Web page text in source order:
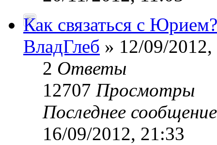
Как связаться с
ВладГлеб » 12/09/
2 Ответы
12707 Просмотры
Последнее
16/09/2012, 21:33